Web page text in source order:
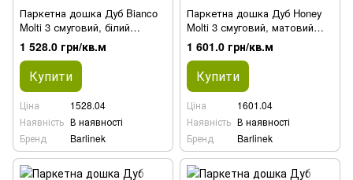
Паркетна дошка Дуб Bianco
Molti 3 смуговий, білий
матовий лак
1 528.0 грн/кв.м
Купити
Ціна
1528.04
Наявність В наявності
Бренд
Barlinek
Паркетна дошка Дуб Honey
Molti 3 смуговий, матовий
лак
1 601.0 грн/кв.м
Купити
Ціна
1601.04
Наявність В наявності
Бренд
Barlinek